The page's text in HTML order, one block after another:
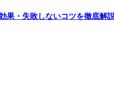
果・失敗しないコツを徹底解